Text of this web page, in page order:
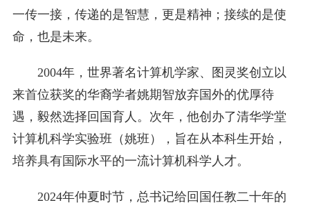
一传一接，传递的是智慧，更是精神；接续的是使
命，也是未来。
2004年，世界著名计算机学家、图灵奖创立以
来首位获奖的华裔学者姚期智放弃国外的优厚待
遇，毅然选择回国育人。次年，他创办了清华学堂
计算机科学实验班（姚班），旨在从本科生开始，
培养具有国际水平的一流计算机科学人才。
2024年仲夏时节，总书记给回国任教二十年的